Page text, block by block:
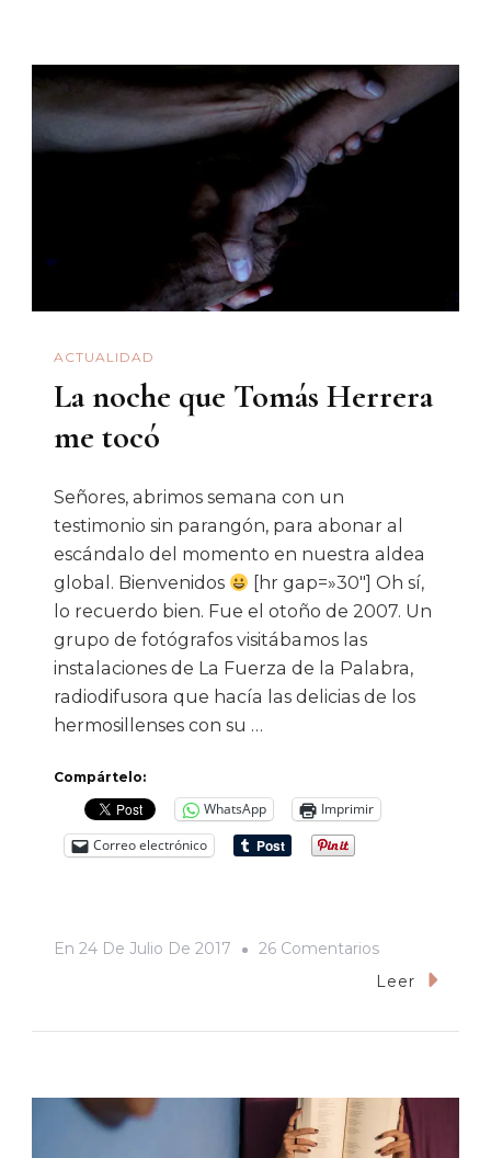
Comemos
ACTUALIDAD
La noche que Tomás Herrera
me tocó
Señores, abrimos semana con un
testimonio sin parangón, para abonar al
escándalo del momento en nuestra aldea
global. Bienvenidos
[hr gap=»30″] Oh sí,
lo recuerdo bien. Fue el otoño de 2007. Un
grupo de fotógrafos visitábamos las
instalaciones de La Fuerza de la Palabra,
radiodifusora que hacía las delicias de los
hermosillenses con su …
Compártelo:
WhatsApp
Imprimir
Correo electrónico
En 24 De Julio De 2017 26 ComentariosEn
La
Herrera
Me
Leer